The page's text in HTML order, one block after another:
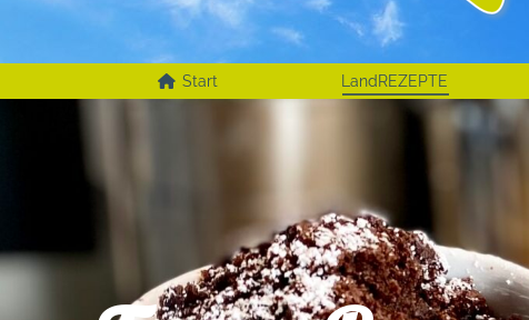
Start LandREZEPTE